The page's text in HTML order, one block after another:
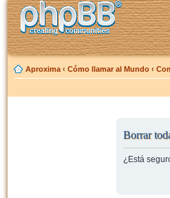
Aproxima ‹ Cómo llamar al Mundo ‹
Borrar
¿Está